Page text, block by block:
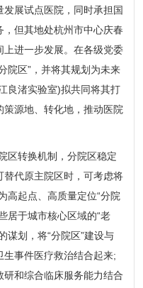
展试点医院，同时承担国
但其地处杭州市中心庆春
上进一步发展。在各级党委
院区”，并将其规划为未来
良渚实验室)拟共同将其打
源地、转化地，推动医院
转换机制，分院区稳定
代原主院区时，可考虑将
高起点、高质量定位“分院
居于城市核心区域的“老
谋划，将“分院区”建设与
事件医疗救治结合起来;
和综合临床服务能力结合